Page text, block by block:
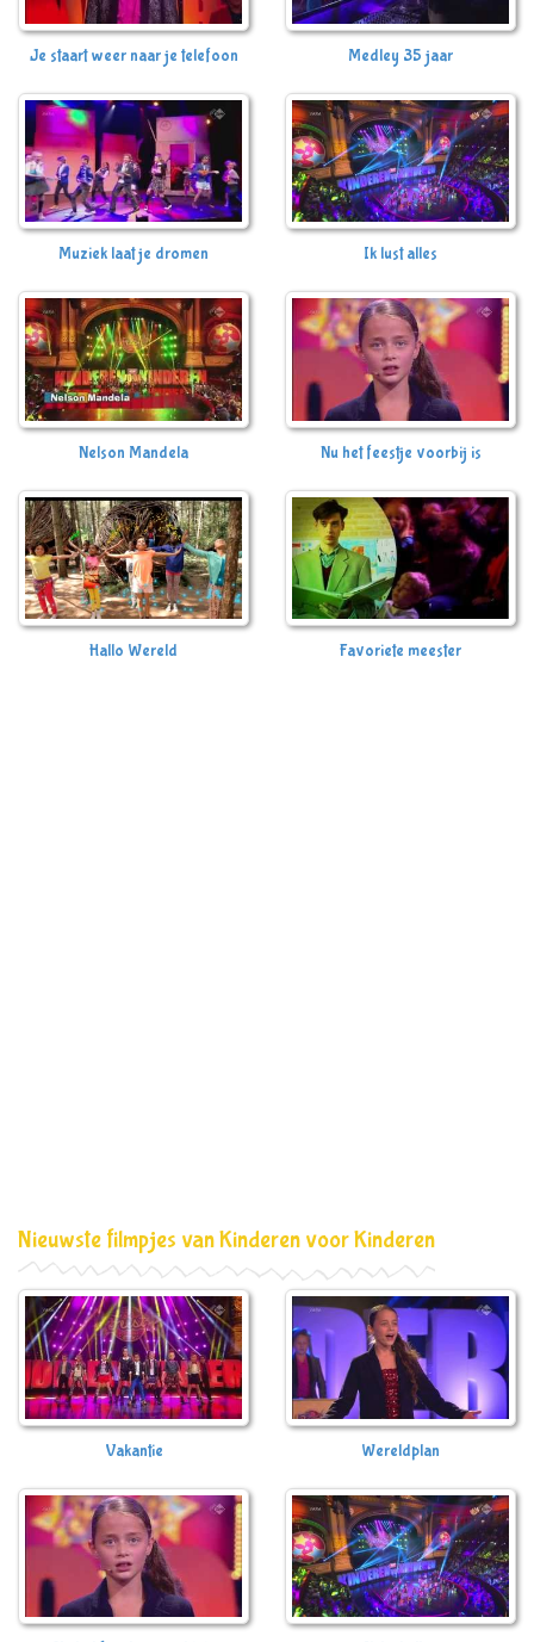
Je staart weer naar je telefoon Medley 35 jaar
Muziek laat je dromen Ik lust alles
Nelson Mandela Nu het feestje voorbij is
Hallo Wereld Favoriete meester
Nieuwste filmpjes van Kinderen voor Kinderen
Vakantie Wereldplan